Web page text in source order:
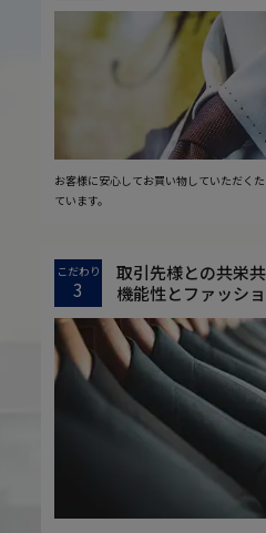
お客様に安心してお買い物していただく
ています。
こだわり
3
取引先様との共栄
機能性とファッシ